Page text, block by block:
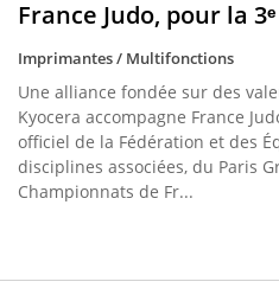
France Judo, pour la
Imprimantes / Multifonctions
Une alliance fondée sur des
Kyocera accompagne France
officiel de la Fédération et des
disciplines associées, du Paris
Championnats de Fr...